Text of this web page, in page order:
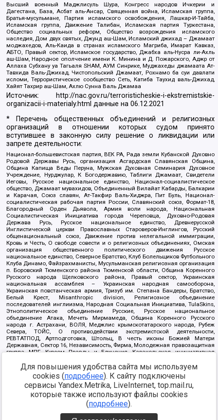
Высший военный Маджлисуль Шура, Конгресс народов Ичкерии и
Дагестана, База, Асбат аль-Ансар, Священная война, Исламская группа,
Братья-мусульмане, Партия исламского освобождения, Лашкар-И-Тайба,
Исламская группа, Движение Талибан, Исламская партия Туркестана,
Общество социальных реформ, Общество возрождения исламского
наследия, Дом двух святых, Джунд аш-Шам, Исламский джихад – Джамаат
моджахедов, Аль-Каида в странах исламского Магриба, Имарат Кавказ,
АБТО, Правый сектор, Исламское государство, Джабха аль-Нусра ли-Ахль
аш-Шам, Народное ополчение имени К. Минина и Д. Пожарского, Аджр от
Аллаха Субхану уа Тагьаля SHAM, АУМ Синрике, Муджахеды джамаата Ат-
Тавхида Валь-Джихад, Чистопольский Джамаат, Рохнамо ба суи давлати
исломи, Террористическое сообщество Сеть, Катиба Таухид валь-Джихад,
Хайят Тахрир аш-Шам, Ахлю Сунна Валь Джамаа
Источник:
http://nac.gov.ru/terroristicheskie-i-ekstremistskie-
organizacii-i-materialy.html данные на06.12.2021
* Перечень общественных объединений и религиозных
организаций в отношении которых судом принято
вступившее в законную силу решение о ликвидации или
запрете деятельности:
Национал-большевистская партия, ВЕК РА, Рада земли Кубанской Духовно
Родовой Державы Русь, организация Асгардская Славянская Община,
Община Капища Веды Перуна, Мужская Духовная Семинария Духовное
Учреждение, Нурджулар, К Богодержавию, Таблиги Джамаат, Свидетели
Иеговы, Русское национальное единство, Национал-социалистическое
общество, Джамаат мувахидов, Объединенный Вилайат Кабарды, Балкарии
и Карачая, Союз славян, Ат-Такфир Валь-Хиджра, Пит Буль, Национал-
социалистическая рабочая партия России, Славянский союз, Формат-18,
Благородный Орден Дьявола, Армия воли народа, Национальная
Социалистическая Инициатива города Череповца, Духовно-Родовая
Держава Русь, Русское национальное единство, Древнерусской
Инглистической церкви Православных Староверов-Инглингов, Русский
общенациональный союз, Движение против нелегальной иммиграции,
Кровь и Честь, О свободе совести и о религиозных объединениях, Омская
организация общественного политического движения Русское
национальное единство, Северное Братство, Клуб Болельщиков Футбольного
Клуба Динамо, Файзрахманисты, Мусульманская религиозная организация
п. Боровский Тюменского района Тюменской области, Община Коренного
Русского народа Щелковского района, Правый сектор, Украинская
национальная ассамблея – Украинская народная самооборона,
Украинская повстанческая армия, Тризуб им. Степана Бандеры, Братство,
Белый Крест, Misanthropic division, Религиозное объединение
последователей инглиизма, Народная Социальная Инициатива, TulaSkins,
Этнополитическое объединение Русские, Русское национальное
объединение Атака, Мечеть Мирмамеда, Община Коренного Русского
народа г. Астрахани, ВОЛЯ, Меджлис крымскотатарского народа, Рубеж
Севера, ТОЙС, О противодействии экстремистской деятельности,
РЕВТАТПОД, Артподготовка, Штольц, В честь иконы Божией Матери
Державная, Сектор 16, Независимость, Фирма, Молодежная правозащитная
группа МПГ, Курсом Правды и Единения, Каракольская инициативная
Благотворительный пансионат Ак Умут, Русская республика Русь,
Арестантское уголовное единство, Башкорт, Нация и свобода, W.H.С., Фалунь
Дафа, Иртыш Ultras, Русский Патриотический клуб-Новокузнецк/РПК,
Сибирский державный союз, Фонд борьбы с коррупцией, Фонд защиты прав
граждан, Штабы Навального, Совет граждан СССР Прикубанского округа г.
https://minjust.gov.ru/ru/documents/7822/
Для повышения удобства сайта мы используем
cookies (подробнее). К сайту подключены
сервисы Yandex.Metrika, LiveInternet, top.mail.ru,
которые также используют файлы cookies
(подробнее).